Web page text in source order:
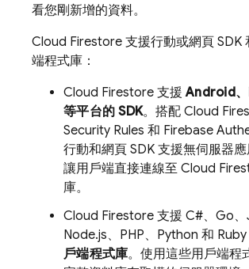
看您剛新增的資料。
Cloud Firestore 支援行動或網頁 SDK
端程式庫：
Cloud Firestore 支援Android
等平台的 SDK。搭配 Cloud
Security Rules 和 Firebase
行動和網頁 SDK 支援無伺服器應
讓用戶端直接連線至 Cloud
庫。
Cloud Firestore 支援 C#、Go、
Node.js、PHP、Python 和 Ruby
戶端程式庫。使用這些用戶端程